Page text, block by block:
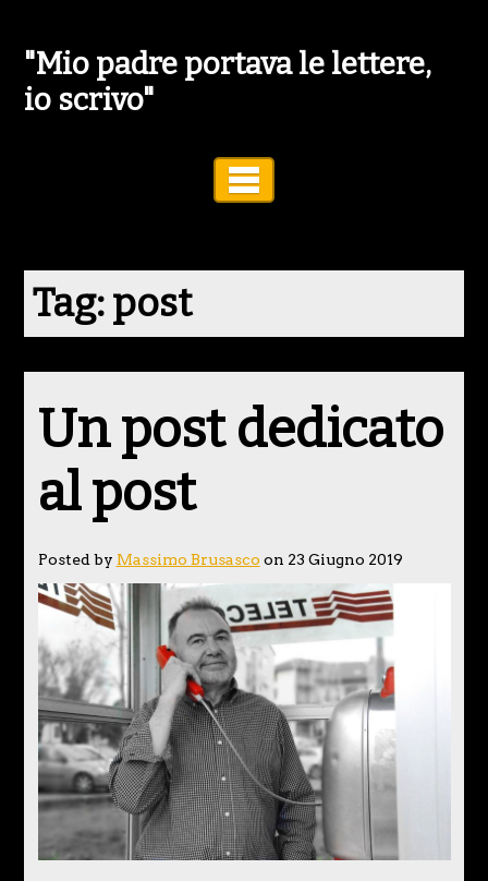
"Mio padre portava le lettere,
io scrivo"
Tag:post
Un post dedicato
al post
Posted by Massimo Brusasco on 23 Giugno 2019